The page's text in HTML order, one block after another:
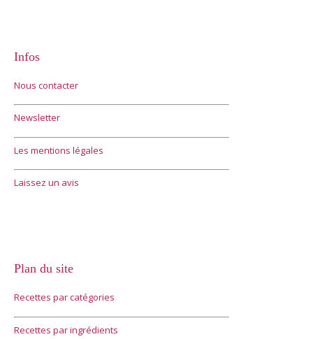
Infos
Nous contacter
Newsletter
Les mentions légales
Laissez un avis
Plan du site
Recettes par catégories
Recettes par ingrédients